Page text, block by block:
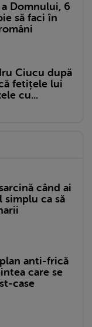
Domnului, 6
să faci în
Ciucu după
fetițele lui
cu...
când ai
ca să
anti-frică
care se
case